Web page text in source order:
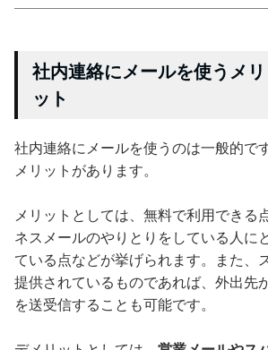
社内連絡にメールを使うメ
ット
社内連絡にメールを使うのは一般的で
メリットがあります。
メリットとしては、無料で利用できる
ネスメールのやりとりをしている人に
ている点などが挙げられます。また、
提供されているものであれば、外出先
を送受信することも可能です。